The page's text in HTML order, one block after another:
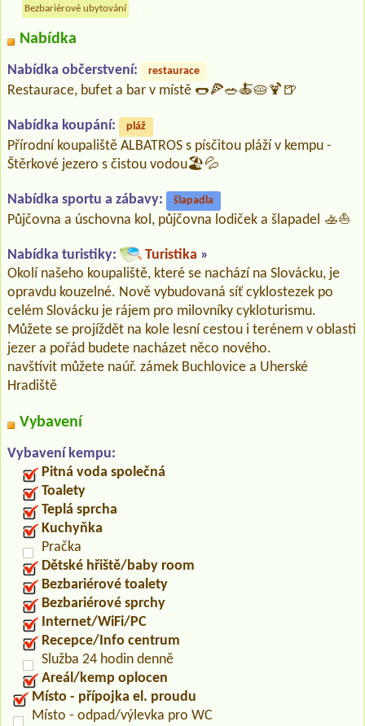
Bezbariérové ubytování
Nabídka
Nabídka občerstvení: restaurace
Restaurace, bufet a bar v místě 🌭🍕🥗🍝🥧🍹🍺
Nabídka koupání: pláž
Přírodní koupaliště ALBATROS s písčitou pláží v kempu -
Štěrkové jezero s čistou vodou🏖️💦
Nabídka sportu a zábavy: šlapadla
Půjčovna a úschovna kol, půjčovna lodiček a šlapadel 🚣⛵
Nabídka turistiky: Turistika »
Okolí našeho koupaliště, které se nachází na Slovácku, je
opravdu kouzelné. Nově vybudovaná síť cyklostezek po
celém Slovácku je rájem pro milovníky cykloturismu.
Můžete se projíždět na kole lesní cestou i terénem v oblasti
jezer a pořád budete nacházet něco nového.
navštívit můžete naúř. zámek Buchlovice a Uherské
Hradiště
Vybavení
Vybavení kempu:
Pitná voda společná
Toalety
Teplá sprcha
Kuchyňka
Pračka
Dětské hřiště/baby room
Bezbariérové toalety
Bezbariérové sprchy
Internet/WiFi/PC
Recepce/Info centrum
Služba 24 hodin denně
Areál/kemp oplocen
Místo - přípojka el. proudu
Místo - odpad/výlevka pro WC